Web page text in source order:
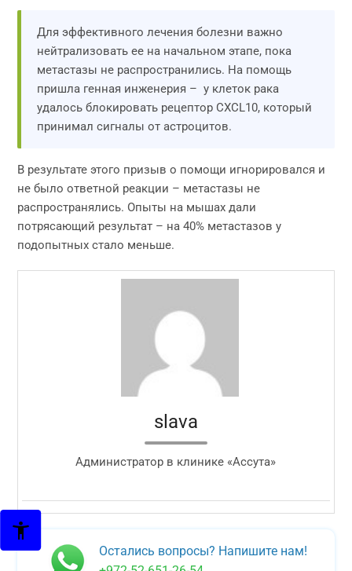
Для эффективного лечения болезни важно
нейтрализовать ее на начальном этапе, пока
метастазы не распространились. На помощь
пришла генная инженерия – у клеток рака
удалось блокировать рецептор CXCL10, который
принимал сигналы от астроцитов.
В результате этого призыв о помощи игнорировался и
не было ответной реакции – метастазы не
распространялись. Опыты на мышах дали
потрясающий результат – на 40% метастазов у
подопытных стало меньше.
slava
Администратор в клинике «Ассута»
Остались вопросы? Напишите нам!